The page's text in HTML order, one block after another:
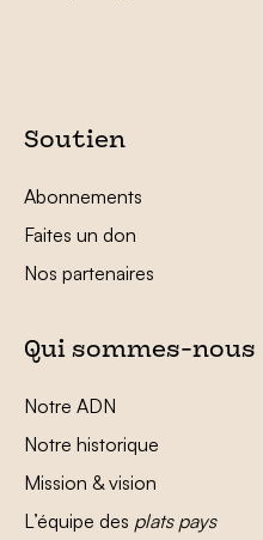
Soutien
Abonnements
Faites un don
Nos partenaires
Qui sommes-nous
Notre ADN
Notre historique
Mission & vision
L’équipe des plats pays